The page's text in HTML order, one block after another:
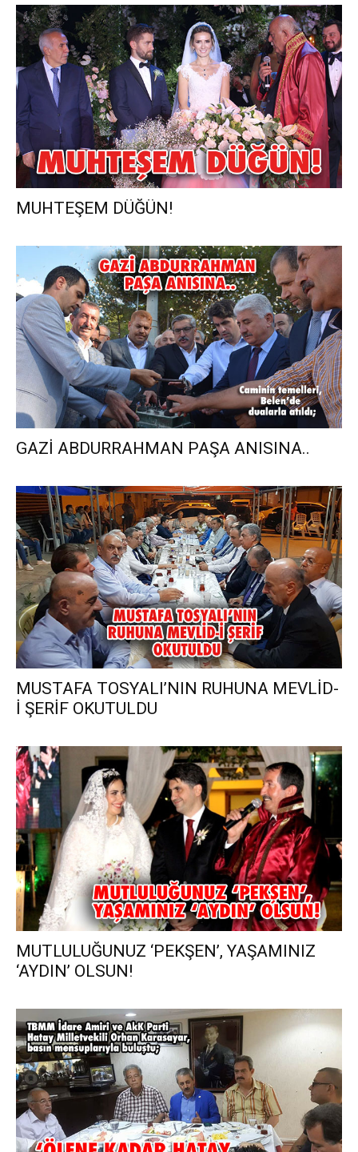
MUHTEŞEM DÜĞÜN!
GAZİ ABDURRAHMAN PAŞA ANISINA..
MUSTAFA TOSYALI’NIN RUHUNA MEVLİD-
İ ŞERİF OKUTULDU
MUTLULUĞUNUZ ‘PEKŞEN’, YAŞAMINIZ
‘AYDIN’ OLSUN!